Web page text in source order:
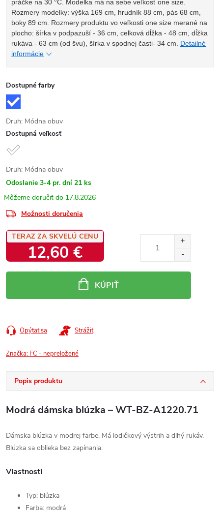
práčke na 30 °C. Modelka má na sebe veľkosť one size.
Rozmery modelky: výška 169 cm, hrudník 88 cm, pás 68 cm,
boky 89 cm.
Rozmery produktu vo veľkosti one size merané na
plocho: šírka v podpazuší - 36 cm, celková dĺžka - 48 cm, dĺžka
rukáva - 63 cm (od švu), šírka v spodnej časti- 34 cm.
Detailné
informácie
Dostupné farby
Druh: Módna obuv
Dostupná veľkosť
Druh: Módna obuv
Odoslanie 3-4 pr. dní 21 ks
17.8.2026
Možnosti doručenia
TERAZ ZA SKVELÚ CENU
12,60 €
KÚPIŤ
Opýtať sa Strážiť
Značka: FC - nepreložené
Popis produktu
Modrá dámska blúzka – WT-BZ-A1220.71
Dámska blúzka v modrej farbe. Má lodičkový výstrih a dlhý rukáv.
Blúzka sa oblieka bez zapínania.
Vlastnosti
Typ: blúzka
Farba: modrá